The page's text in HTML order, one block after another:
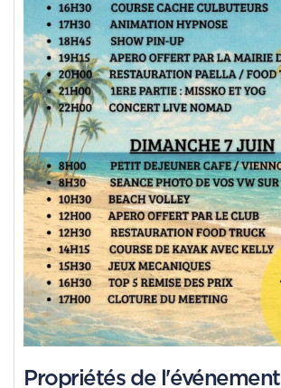
Propriétés de l'événement